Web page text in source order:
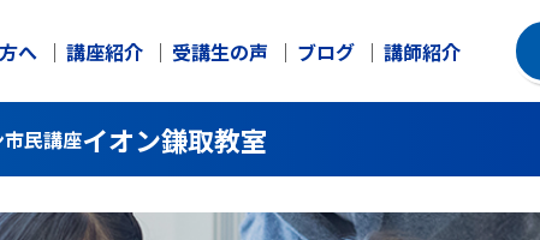
へ 講座紹介 受講生の声 ブログ 講師紹介
民講座イオン鎌取教室